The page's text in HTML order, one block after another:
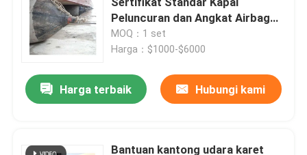
Peluncuran dan Angkat Airbag
Karet Laut
MOQ：1 set
Harga：$1000-$6000
Harga terbaik Hubungi kami
Bantuan kantong udara karet